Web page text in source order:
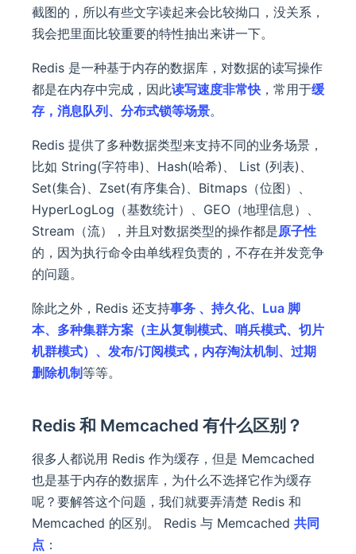
截图的，所以有些文字读起来会比较拗口，没关系，
我会把里面比较重要的特性抽出来讲一下。
Redis 是一种基于内存的数据库，对数据的读写操作
都是在内存中完成，因此读写速度非常快 ，常用于缓
存，消息队列、分布式锁等场景。
Redis 提供了多种数据类型来支持不同的业务场景，
比如 String(字符串)、Hash(哈希)、 List (列表)、
Set(集合)、Zset(有序集合)、Bitmaps（位图）、
HyperLogLog（基数统计）、GEO（地理信息）、
Stream（流），并且对数据类型的操作都是原子性
的，因为执行命令由单线程负责的，不存在并发竞争
的问题。
除此之外，Redis 还支持事务 、持久化、Lua 脚
本、多种集群方案（主从复制模式、哨兵模式、切片
机群模式）、发布/订阅模式，内存淘汰机制、过期
删除机制等等。
Redis 和 Memcached 有什么区别？
很多人都说用 Redis 作为缓存，但是 Memcached
也是基于内存的数据库，为什么不选择它作为缓存
呢？要解答这个问题，我们就要弄清楚 Redis 和
Memcached 的区别。 Redis 与 Memcached 共同
点 ：